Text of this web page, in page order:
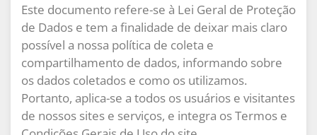
Este documento refere-se à Lei Geral de Proteção
de Dados e tem a finalidade de deixar mais claro
possível a nossa política de coleta e
compartilhamento de dados, informando sobre
os dados coletados e como os utilizamos.
Portanto, aplica-se a todos os usuários e visitantes
de nossos sites e serviços, e integra os Termos e